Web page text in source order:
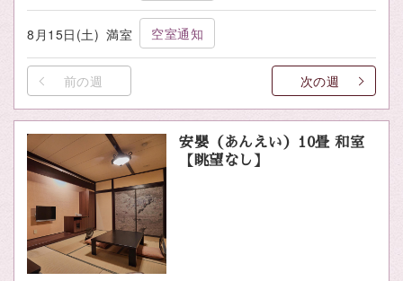
8月15日(土) 満室 空室通知
前の週 次の週
安嬰（あんえい）10畳 和室
【眺望なし】